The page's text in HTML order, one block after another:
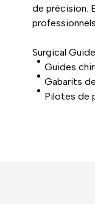
de précision.
Surgical
Guides
Gabarits
Pilotes de